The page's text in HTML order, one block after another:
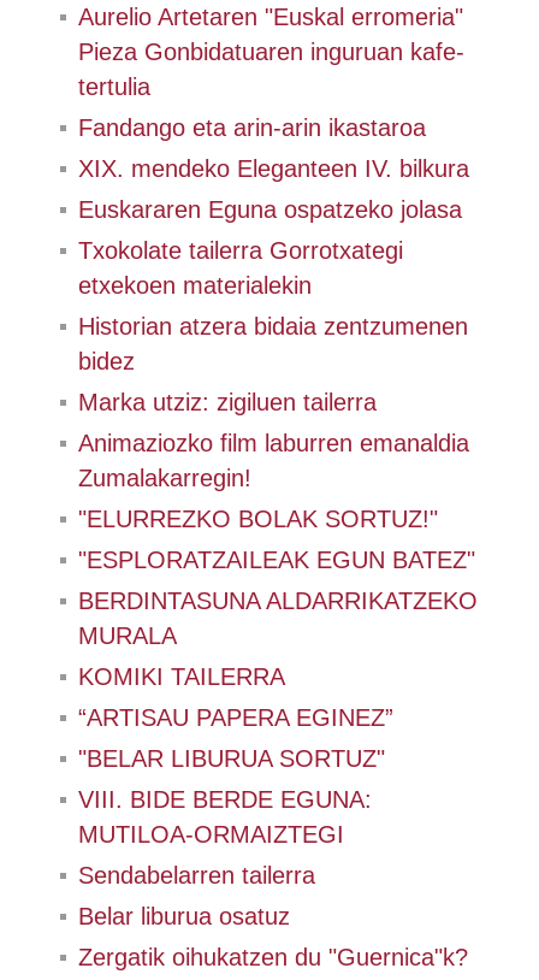
Aurelio Artetaren "Euskal erromeria"
Pieza Gonbidatuaren inguruan kafe-
tertulia
Fandango eta arin-arin ikastaroa
XIX. mendeko Eleganteen IV. bilkura
Euskararen Eguna ospatzeko jolasa
Txokolate tailerra Gorrotxategi
etxekoen materialekin
Historian atzera bidaia zentzumenen
bidez
Marka utziz: zigiluen tailerra
Animaziozko film laburren emanaldia
Zumalakarregin!
"ELURREZKO BOLAK SORTUZ!"
"ESPLORATZAILEAK EGUN BATEZ"
BERDINTASUNA ALDARRIKATZEKO
MURALA
KOMIKI TAILERRA
“ARTISAU PAPERA EGINEZ”
"BELAR LIBURUA SORTUZ"
VIII. BIDE BERDE EGUNA:
MUTILOA-ORMAIZTEGI
Sendabelarren tailerra
Belar liburua osatuz
Zergatik oihukatzen du "Guernica"k?